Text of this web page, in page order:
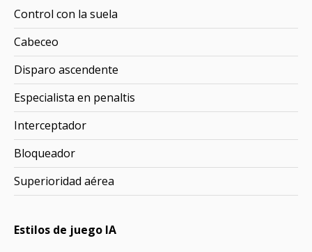
Control con la suela
Cabeceo
Disparo ascendente
Especialista en penaltis
Interceptador
Bloqueador
Superioridad aérea
Estilos de juego IA